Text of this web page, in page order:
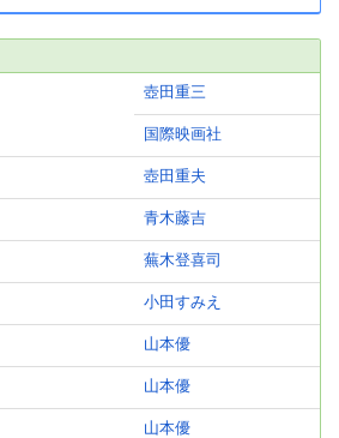
壺田重三
国際映画社
壺田重夫
青木藤吉
蕪木登喜司
小田すみえ
山本優
山本優
山本優